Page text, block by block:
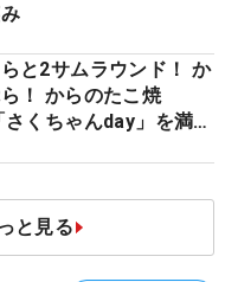
と2サムラウンド！ か
！ からのたこ焼
さくちゃんday」を満喫
と見る